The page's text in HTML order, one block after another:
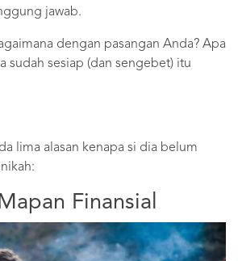
jawab.
dengan pasangan Anda? Apa
sudah sesiap (dan sengebet) itu
lima alasan kenapa si dia belum
Finansial